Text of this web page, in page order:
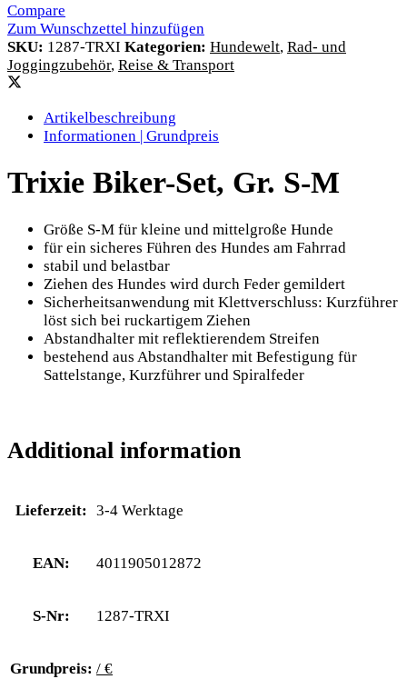
Compare
Zum Wunschzettel hinzufügen
SKU: 1287-TRXI Kategorien: Hundewelt, Rad- und
Joggingzubehör, Reise & Transport
Artikelbeschreibung
Informationen | Grundpreis
Trixie Biker-Set, Gr. S-M
Größe S-M für kleine und mittelgroße Hunde
für ein sicheres Führen des Hundes am Fahrrad
stabil und belastbar
Ziehen des Hundes wird durch Feder gemildert
Sicherheitsanwendung mit Klettverschluss: Kurzführer
löst sich bei ruckartigem Ziehen
Abstandhalter mit reflektierendem Streifen
bestehend aus Abstandhalter mit Befestigung für
Sattelstange, Kurzführer und Spiralfeder
Additional information
Lieferzeit: 3-4 Werktage
EAN: 4011905012872
S-Nr: 1287-TRXI
Grundpreis: / €